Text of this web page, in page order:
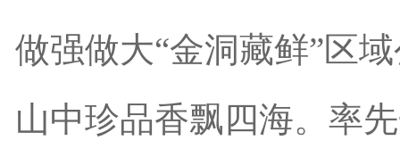
做强做大“金洞藏鲜”区
山中珍品香飘四海。率